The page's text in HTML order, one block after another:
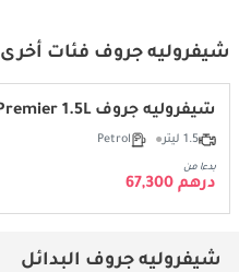
شيفروليه جروف فئات أخرى
شيفروليه جروف Premier 1.5L
1.5 ليتر Petrol
بدءا من
درهم 67,300
شيفروليه جروف البدائل